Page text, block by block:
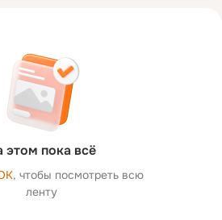
этом пока всё
, чтобы посмотреть всю
ленту